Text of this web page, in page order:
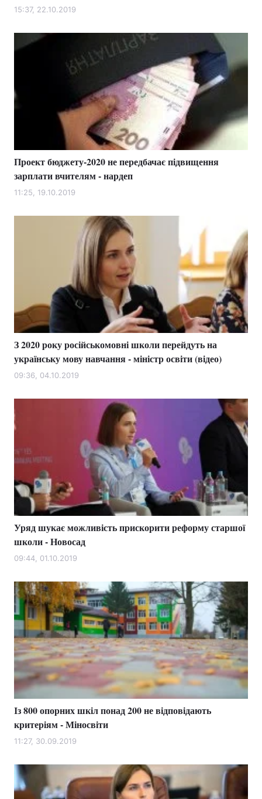
15:37, 22.10.2019
Проект бюджету-2020 не передбачає підвищення
зарплати вчителям - нардеп
11:25, 19.10.2019
З 2020 року російськомовні школи перейдуть на
українську мову навчання - міністр освіти (відео)
09:36, 04.10.2019
Уряд шукає можливість прискорити реформу старшої
школи - Новосад
09:44, 01.10.2019
Із 800 опорних шкіл понад 200 не відповідають
критеріям - Міносвіти
11:27, 30.09.2019